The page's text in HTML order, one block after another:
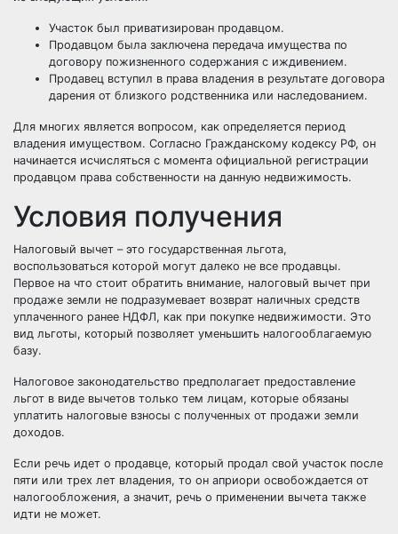
Участок был приватизирован продавцом.
Продавцом была заключена передача имущества по
договору пожизненного содержания с иждивением.
Продавец вступил в права владения в результате договора
дарения от близкого родственника или наследованием.
Для многих является вопросом, как определяется период
владения имуществом. Согласно Гражданскому кодексу РФ, он
начинается исчисляться с момента официальной регистрации
продавцом права собственности на данную недвижимость.
Условия получения
Налоговый вычет – это государственная льгота,
воспользоваться которой могут далеко не все продавцы.
Первое на что стоит обратить внимание, налоговый вычет при
продаже земли не подразумевает возврат наличных средств
уплаченного ранее НДФЛ, как при покупке недвижимости. Это
вид льготы, который позволяет уменьшить налогооблагаемую
базу.
Налоговое законодательство предполагает предоставление
льгот в виде вычетов только тем лицам, которые обязаны
уплатить налоговые взносы с полученных от продажи земли
доходов.
Если речь идет о продавце, который продал свой участок после
пяти или трех лет владения, то он априори освобождается от
налогообложения, а значит, речь о применении вычета также
идти не может.